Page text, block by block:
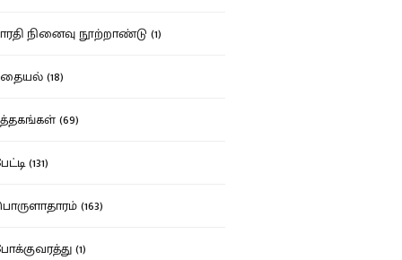
நினைவு நூற்றாண்டு (1)
(18)
(69)
(131)
(163)
(1)